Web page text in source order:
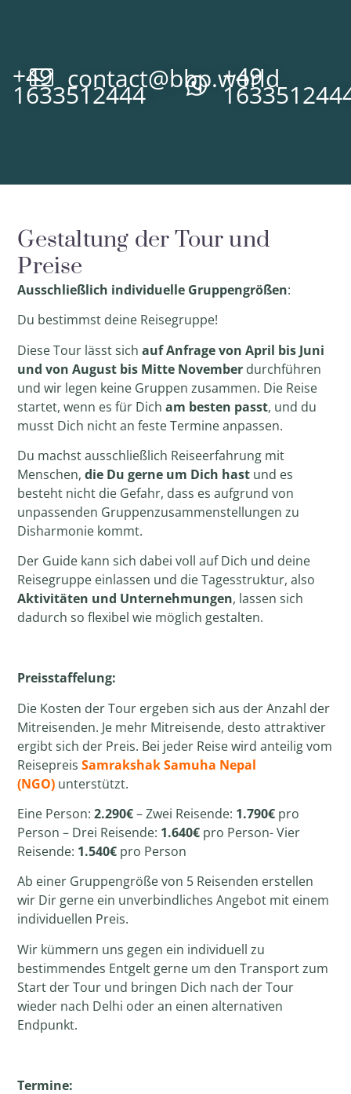
+49
1633512444
contact@bbp.world
+49
Gestaltung der Tour und
Preise
Ausschließlich individuelle Gruppengrößen:
Du bestimmst deine Reisegruppe!
Diese Tour lässt sich aufAnfrage von April bis Juni
und von August bis Mitte November durchführen
und wir legen keine Gruppen zusammen. Die Reise
startet, wenn es für Dicham besten passt, und du
musst Dich nicht an feste Termine anpassen.
Du machst ausschließlich Reiseerfahrung mit
Menschen,die Du gerne um Dich hast und es
besteht nicht die Gefahr, dass es aufgrund von
unpassenden Gruppenzusammenstellungen zu
Disharmonie kommt.
Der Guide kann sich dabei voll auf Dich und deine
Reisegruppe einlassen und die Tagesstruktur, also
Aktivitäten und Unternehmungen, lassen sich
dadurch so flexibel wie möglich gestalten.
Preisstaffelung:
Die Kosten der Tour ergeben sich aus der Anzahl der
Mitreisenden. Je mehr Mitreisende, desto attraktiver
ergibt sich der Preis. Bei jeder Reise wird anteilig vom
ReisepreisSamrakshak Samuha Nepal
(NGO) unterstützt.
Eine Person:2.290€– Zwei Reisende: 1.790€ pro
Person – Drei Reisende: 1.640€ pro Person- Vier
Reisende: 1.540€ pro Person
Ab einer Gruppengröße von 5 Reisenden erstellen
wir Dir gerne ein unverbindliches Angebot mit einem
individuellen Preis.
Wir kümmern uns gegen ein individuell zu
bestimmendes Entgelt gerne um den Transport zum
Start der Tour und bringen Dich nach der Tour
wieder nach Delhi oder an einen alternativen
Endpunkt.
Termine: